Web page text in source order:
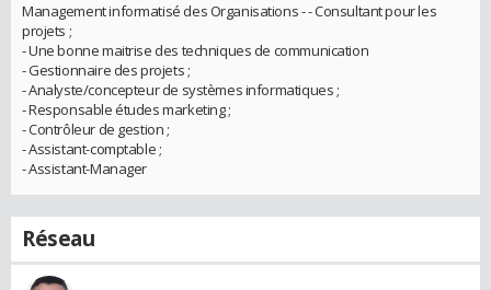
Management informatisé des Organisations - - Consultant pour les
projets ;
- Une bonne maitrise des techniques de communication
- Gestionnaire des projets ;
- Analyste/concepteur de systèmes informatiques ;
- Responsable études marketing ;
- Contrôleur de gestion ;
- Assistant-comptable ;
- Assistant-Manager
Réseau